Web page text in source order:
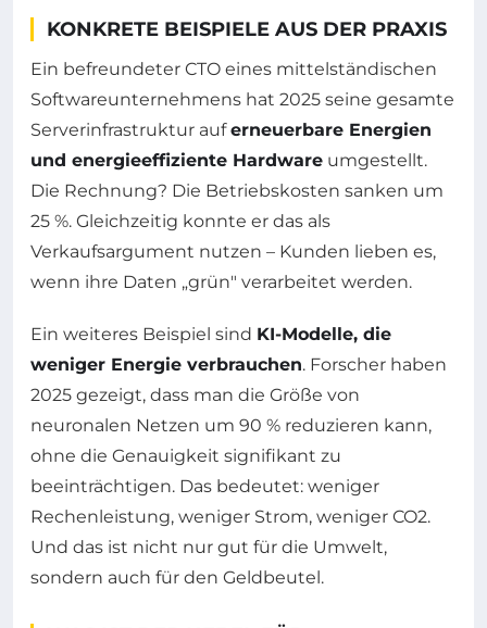
KONKRETE BEISPIELE AUS DER PRAXIS
Ein befreundeter CTO eines mittelständischen
Softwareunternehmens hat 2025 seine gesamte
Serverinfrastruktur auferneuerbare Energien
und energieeffiziente Hardware umgestellt.
Die Rechnung? Die Betriebskosten sanken um
25 %. Gleichzeitig konnte er das als
Verkaufsargument nutzen – Kunden lieben es,
wenn ihre Daten „grün" verarbeitet werden.
Ein weiteres Beispiel sind KI-Modelle, die
weniger Energie verbrauchen. Forscher haben
2025 gezeigt, dass man die Größe von
neuronalen Netzen um 90 % reduzieren kann,
ohne die Genauigkeit signifikant zu
beeinträchtigen. Das bedeutet: weniger
Rechenleistung, weniger Strom, weniger CO2.
Und das ist nicht nur gut für die Umwelt,
sondern auch für den Geldbeutel.